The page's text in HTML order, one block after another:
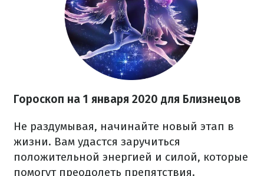
Гороскоп на 1 января 2020 для Близнецов
Не раздумывая, начинайте новый этап в
жизни. Вам удастся заручиться
положительной энергией и силой, которые
помогут преодолеть препятствия.